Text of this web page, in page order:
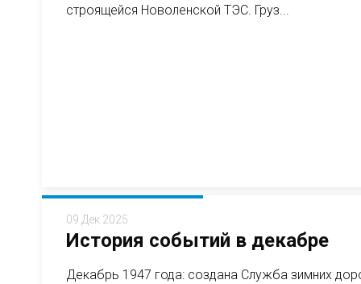
строящейся Новоленской ТЭС. Груз...
09 Дек 2025
История событий в декабре
Декабрь 1947 года: создана Служба зимних